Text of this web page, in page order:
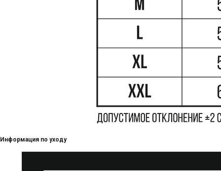
Информация по уходу